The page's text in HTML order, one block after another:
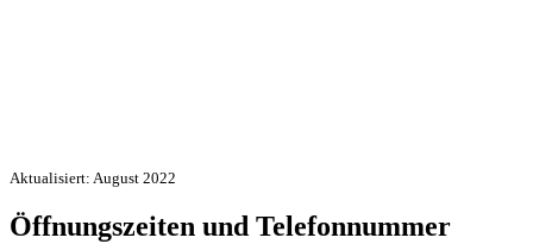
Aktualisiert: August 2022
Öffnungszeiten und Telefonnummer